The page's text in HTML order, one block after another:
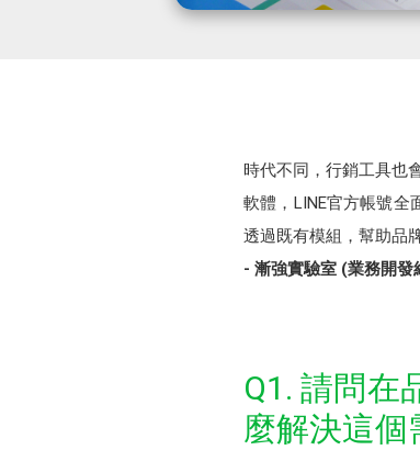
時代不同，行銷工具也
軟體，LINE官方帳號全
透過既有模組，幫助品
- 漸強實驗室 (業務開發
Q1. 請問在
麼解決這個